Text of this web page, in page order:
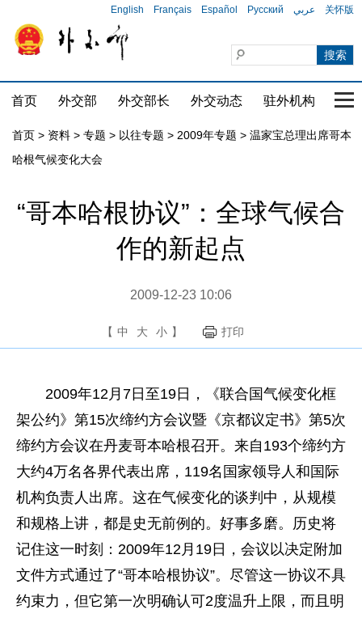
English Français Español Русский عربي 关怀版
首页 外交部 外交部长 外交动态 驻外机构 国
首页 > 资料 > 专题 > 以往专题 > 2009年专题 > 温家宝总理出席哥本
哈根气候变化大会
“哥本哈根协议”：全球气候合
作的新起点
2009-12-23 10:06
【 中 大 小 】 打印
2009年12月7日至19日，《联合国气候变化框
架公约》第15次缔约方会议暨《京都议定书》第5次
缔约方会议在丹麦哥本哈根召开。来自193个缔约方
大约4万名各界代表出席，119名国家领导人和国际
机构负责人出席。这在气候变化的谈判中，从规模
和规格上讲，都是史无前例的。好事多磨。历史将
记住这一时刻：2009年12月19日，会议以决定附加
文件方式通过了“哥本哈根协议”。尽管这一协议不具
约束力，但它第一次明确认可2度温升上限，而且明